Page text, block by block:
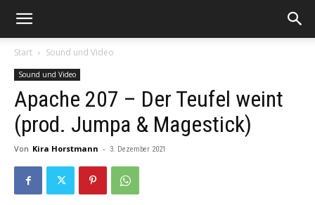
Start Sound und Video
Sound und Video
Apache 207 – Der Teufel weint
(prod. Jumpa & Magestick)
Von Kira Horstmann - 3. Dezember 2021